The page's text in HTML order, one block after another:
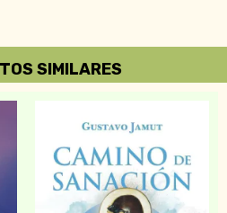
SIMILARES